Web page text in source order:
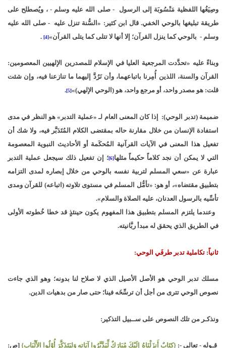
وصِيَغُها اللفظية مَنْسُوبَة إلى الرسول - صلى الله عليه وسلم - ، ويُصطلح على
طريقة تبليغها بالوحي الخفي. قال ابن كثير: «السُّنة تنزل عليه - صلى الله عليه
وسلم - بالوحي كما ينزل القرآن؛ إلا أنها لا تتلى كما يتلى القرآن»[4]
.
وبناءً عليه «تحدَّدت المرجعية العليا في الإسلام للمصدرين الإلهيين المعصومين:
القرآن والسنة، اللذين أُمِرنا باتباعهما، وأن نَرُدَّ إليهما ما تنازعنا فيه، وإن شئت
قلت: هو مصدر واحد، أو مرجع واحد، هو (الوحي الإلهي)»[5]
.
ضميمة (تدبر الوحي):
إذا كان المعنى العام لـ «عملية التدبر» هو النظر في مدى
استفادة الإنسان من خلال مقارنة حاله بمقتضى الكلام المُتَدَبَّر فيه، ولا شك أن
تفعيل هذا المعنى في الآيات القرآنية المُحكَمة أو الأحاديث النبوية المعصومة
التي لا يمكن أن نجد كلاماً حكيماً مثلها[6]
؛ إن تفعيل ذلك سيجعل عملية التدبر
عبارة عن «سعي المسلم لتربية نفسه بالوحي من خلال إبصاره لمدى التزامه
بتطبيق مقتضاه»، أو هو: «تأمُّل المسلم في مستوى تلاوته (اتباعه) للقرآن ومدى
تأسِّيه بالرسول العدنان، عليه الصلاة والسلام».
وعندما يلتزم المسلم بتطبيق هذا المفهوم يكون حينئذٍ قد خطا خُطوته الأولى
في الطريق الذي يحقق له مبدأ ربَّانيته.
ثانياً: تكاملية تدبر طرفَي الوحي:
مسلك تدبر الوحي هو الأصل الأصيل الذي لا صلاح لنا بدونه؛ وهو الذي جاءت
نصوص الوحي تترى من أجل أن ترسِّخَه فينا؛ حتى صار من بدهيات الدين.
ونذكـر من تلك النصوص على ســبيل التذكير:
قـوله - تعالى -:{كِتَابٌ أَنزَلْنَاهُ إلَيْكَ مُبَارَكٌ لِّيَدَّبَّرُوا آيَاتِهِ وَلِيَتَذَكَّرَ أُوْلُوا الأَلْبَابِ} [ص: